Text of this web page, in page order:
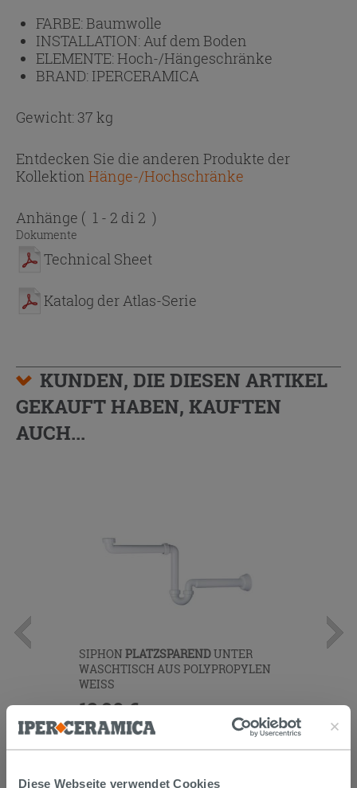
Diese Webseite verwendet Cookies
FARBE:Baumwolle
INSTALLATION:Auf dem Boden
ELEMENTE:Hoch-/Hängeschränke
BRAND: IPERCERAMICA
Gewicht: 37 kg
Entdecken Sie die anderen Produkte der
Kollektion Hänge-/Hochschränke
Anhänge ( 1 - 2 di 2 )
Dokumente
Technical Sheet
Katalog der Atlas-Serie
KUNDEN, DIE DIESEN ARTIKEL
GEKAUFT HABEN, KAUFTEN
AUCH...
SIPHON PLATZSPARENDUNTER
WASCHTISCH AUS POLYPROPYLEN
WEISS
12,90 €
IN DEN WARENKORB LEGEN